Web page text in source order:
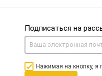
Подписаться на
Нажимая на кнопку, я